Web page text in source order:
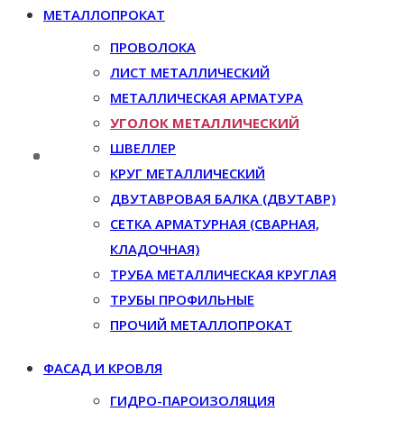
МЕТАЛЛОПРОКАТ
ПРОВОЛОКА
ЛИСТ МЕТАЛЛИЧЕСКИЙ
МЕТАЛЛИЧЕСКАЯ АРМАТУРА
УГОЛОК МЕТАЛЛИЧЕСКИЙ
ШВЕЛЛЕР
КРУГ МЕТАЛЛИЧЕСКИЙ
ДВУТАВРОВАЯ БАЛКА (ДВУТАВР)
СЕТКА АРМАТУРНАЯ (СВАРНАЯ,
КЛАДОЧНАЯ)
ТРУБА МЕТАЛЛИЧЕСКАЯ КРУГЛАЯ
ТРУБЫ ПРОФИЛЬНЫЕ
ПРОЧИЙ МЕТАЛЛОПРОКАТ
ФАСАД И КРОВЛЯ
ГИДРО-ПАРОИЗОЛЯЦИЯ